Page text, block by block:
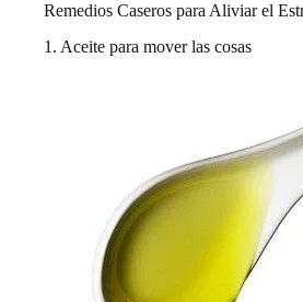
Remedios Caseros para Aliviar el
1. Aceite para mover las cosas